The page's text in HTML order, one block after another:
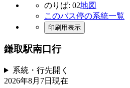
のりば: 02地図
このバス停の系統一覧
印刷用表示
鎌取駅南口行
系統・行先開く
2026年8月7日 現在